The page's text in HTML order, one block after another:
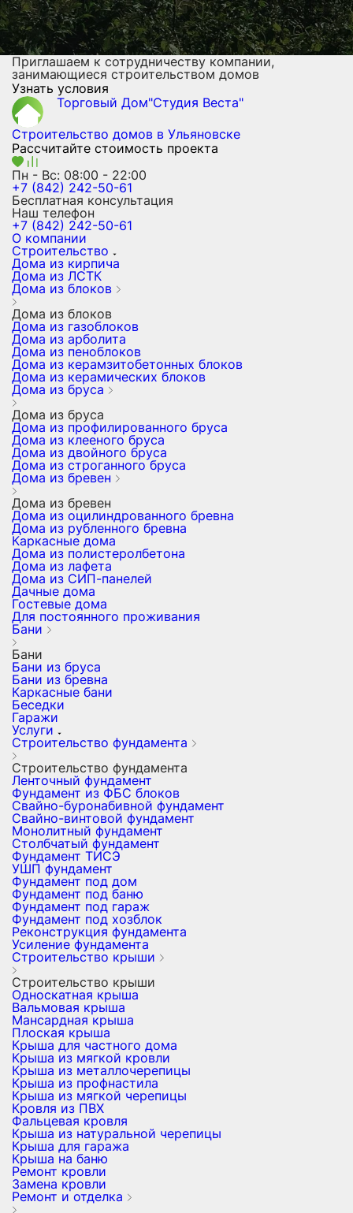
Приглашаем к сотрудничеству компании,
занимающиеся строительством домов
Узнать условия
Торговый Дом"Студия Веста"
Строительство домов в Ульяновске
Рассчитайте стоимость проекта
Пн - Вс: 08:00 - 22:00
+7 (842) 242-50-61
Бесплатная консультация
Наш телефон
+7 (842) 242-50-61
О компании
Строительство
Дома из кирпича
Дома из ЛСТК
Дома из блоков
Дома из блоков
Дома из газоблоков
Дома из арболита
Дома из пеноблоков
Дома из керамзитобетонных блоков
Дома из керамических блоков
Дома из бруса
Дома из бруса
Дома из профилированного бруса
Дома из клееного бруса
Дома из двойного бруса
Дома из строганного бруса
Дома из бревен
Дома из бревен
Дома из оцилиндрованного бревна
Дома из рубленного бревна
Каркасные дома
Дома из полистеролбетона
Дома из лафета
Дома из СИП-панелей
Дачные дома
Гостевые дома
Для постоянного проживания
Бани
Бани
Бани из бруса
Бани из бревна
Каркасные бани
Беседки
Гаражи
Услуги
Строительство фундамента
Строительство фундамента
Ленточный фундамент
Фундамент из ФБС блоков
Свайно-буронабивной фундамент
Свайно-винтовой фундамент
Монолитный фундамент
Столбчатый фундамент
Фундамент ТИСЭ
УШП фундамент
Фундамент под дом
Фундамент под баню
Фундамент под гараж
Фундамент под хозблок
Реконструкция фундамента
Усиление фундамента
Строительство крыши
Строительство крыши
Односкатная крыша
Вальмовая крыша
Мансардная крыша
Плоская крыша
Крыша для частного дома
Крыша из мягкой кровли
Крыша из металлочерепицы
Крыша из профнастила
Крыша из мягкой черепицы
Кровля из ПВХ
Фальцевая кровля
Крыша из натуральной черепицы
Крыша для гаража
Крыша на баню
Ремонт кровли
Замена кровли
Ремонт и отделка